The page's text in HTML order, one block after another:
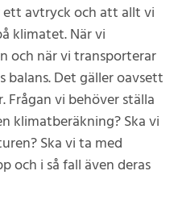
avtryck och att allt vi
klimatet. När vi
och när vi transporterar
balans. Det gäller oavsett
vi behöver ställa
klimatberäkning? Ska vi
Ska vi ta med
och i så fall även deras